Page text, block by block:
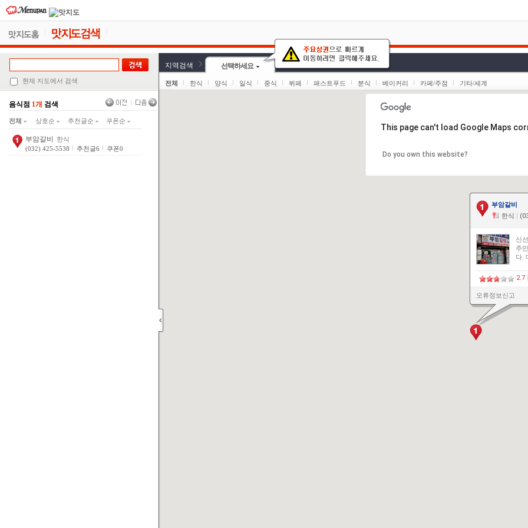
현재 지도에서 검색
음식점 1개 검색
전체 상호순 추천글순 쿠폰순
부암갈비
한식
(032) 425-5538
추천글6 쿠폰0
지역검색 선택하세요
전체 한식 양식 일식 중식 뷔페 패스트푸드 분식 베이커리 카페/주점 기타/세계
부암갈비
한식
신
주
다.
2.7
오류정보신고
This page can't load Google Maps
Do you own this website?